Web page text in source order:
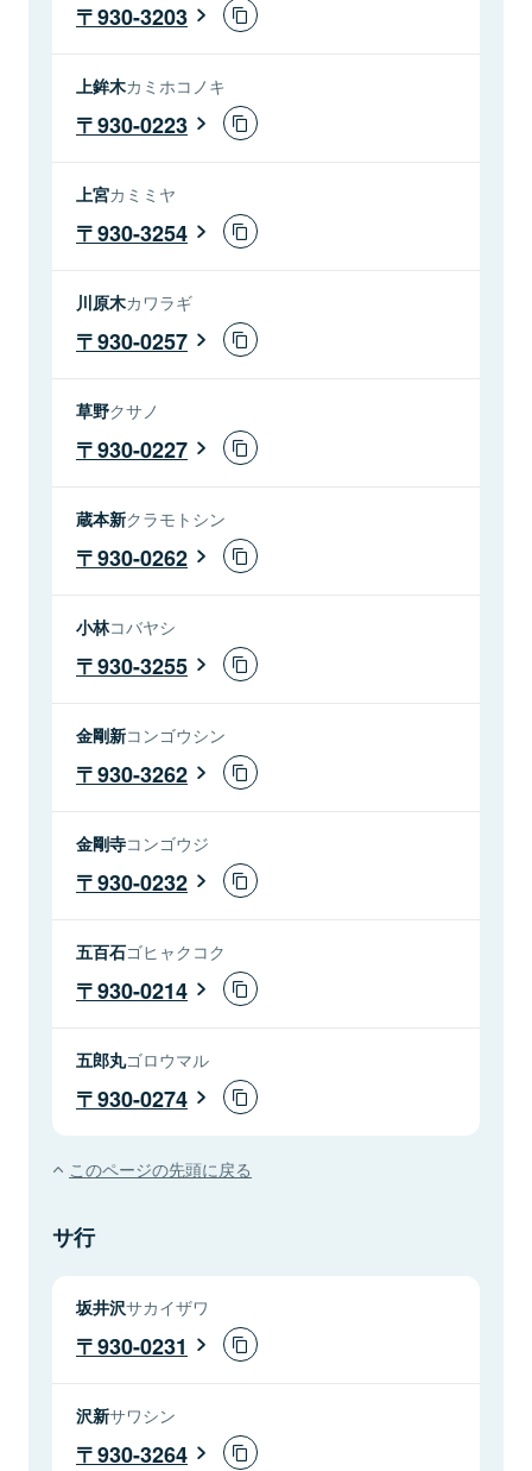
930-3203
上鉾木カミホコノキ
930-0223
上宮カミミヤ
930-3254
川原木カワラギ
930-0257
草野クサノ
930-0227
蔵本新クラモトシン
930-0262
小林コバヤシ
930-3255
金剛新コンゴウシン
930-3262
金剛寺コンゴウジ
930-0232
五百石ゴヒャクコク
930-0214
五郎丸ゴロウマル
930-0274
このページの先頭に戻る
サ行
坂井沢サカイザワ
930-0231
沢新サワシン
930-3264